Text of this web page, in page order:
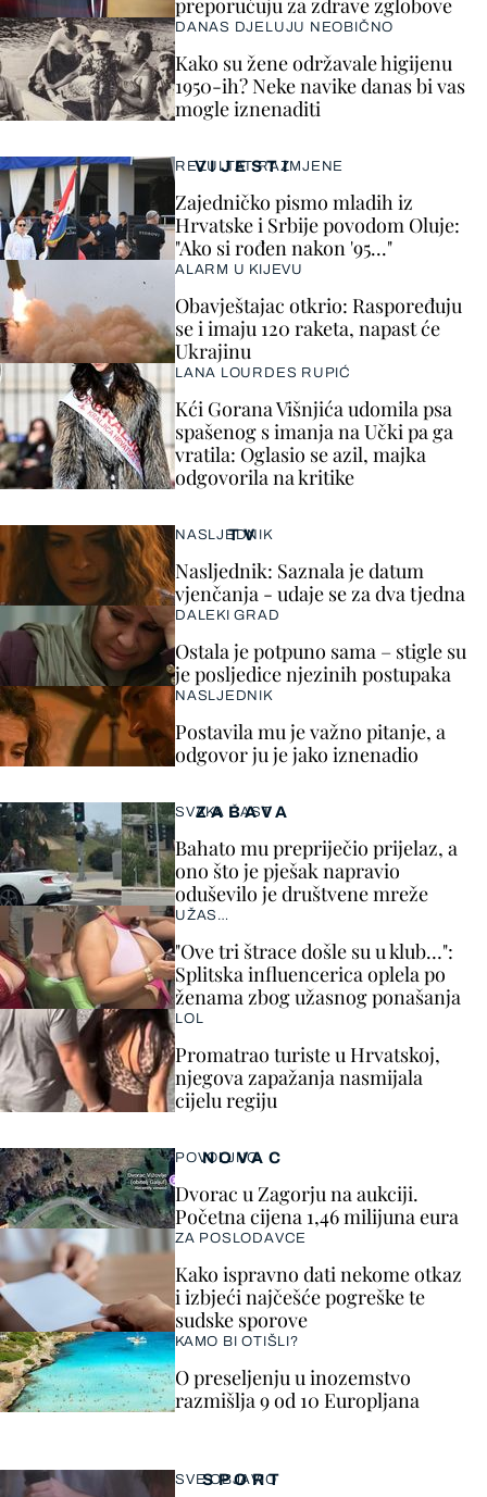
VIJESTI
REZULTAT RAZMJENE
Zajedničko pismo mladih iz
Hrvatske i Srbije povodom Oluje:
"Ako si rođen nakon '95..."
ALARM U KIJEVU
Obavještajac otkrio: Raspoređuju
se i imaju 120 raketa, napast će
Ukrajinu
LANA LOURDES RUPIĆ
Kći Gorana Višnjića udomila psa
spašenog s imanja na Učki pa ga
vratila: Oglasio se azil, majka
odgovorila na kritike
preporučuju za zdrave zglobove
DANAS DJELUJU NEOBIČNO
Kako su žene održavale higijenu
1950-ih? Neke navike danas bi vas
mogle iznenaditi
ZABAVA
SVAKA ČAST
Bahato mu prepriječio prijelaz, a
ono što je pješak napravio
oduševilo je društvene mreže
UŽAS…
"Ove tri štrace došle su u klub…":
Splitska influencerica oplela po
ženama zbog užasnog ponašanja
LOL
Promatrao turiste u Hrvatskoj,
njegova zapažanja nasmijala
cijelu regiju
SPORT
SVE OBJAVIO
TV
NASLJEDNIK
Nasljednik: Saznala je datum
vjenčanja - udaje se za dva tjedna
DALEKI GRAD
Ostala je potpuno sama – stigle su
je posljedice njezinih postupaka
NASLJEDNIK
Postavila mu je važno pitanje, a
odgovor ju je jako iznenadio
NOVAC
POVOLJNO
Dvorac u Zagorju na aukciji.
Početna cijena 1,46 milijuna eura
ZA POSLODAVCE
Kako ispravno dati nekome otkaz
i izbjeći najčešće pogreške te
sudske sporove
KAMO BI OTIŠLI?
O preseljenju u inozemstvo
razmišlja 9 od 10 Europljana